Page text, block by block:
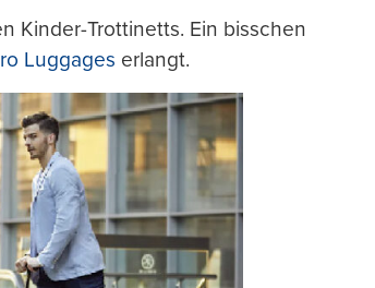
Kinder-Trottinetts. Ein bisschen
Luggages erlangt.